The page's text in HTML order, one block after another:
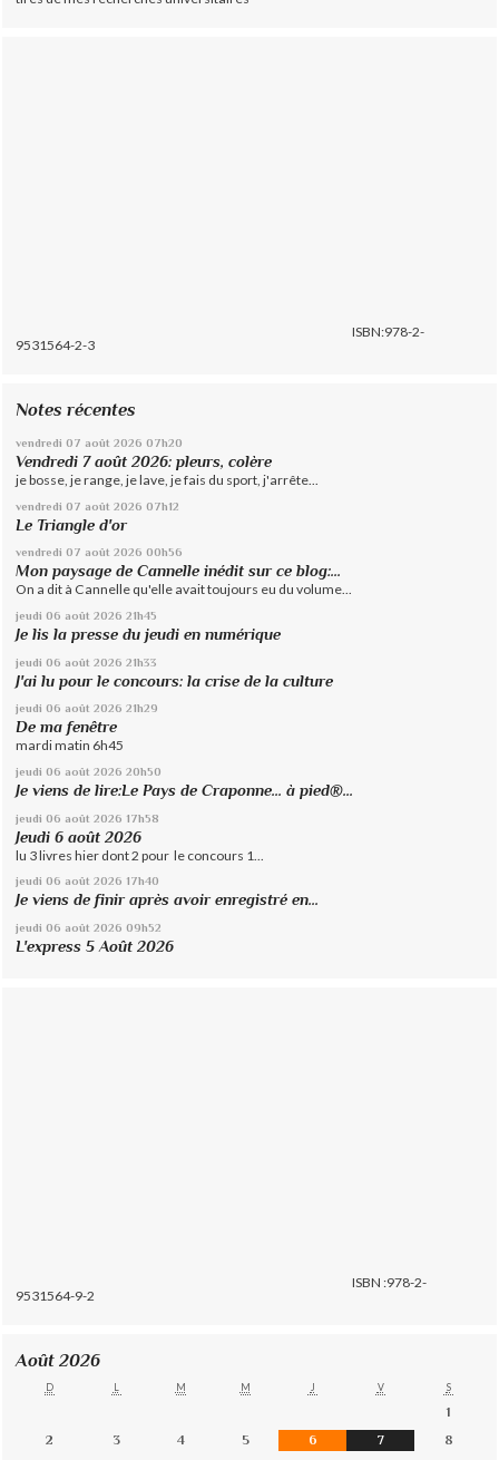
ISBN:978-2-
9531564-2-3
Notes récentes
vendredi 07 août 2026 07h20
Vendredi 7 août 2026: pleurs, colère
je bosse, je range, je lave, je fais du sport, j'arrête...
vendredi 07 août 2026 07h12
Le Triangle d'or
vendredi 07 août 2026 00h56
Mon paysage de Cannelle inédit sur ce blog:...
On a dit à Cannelle qu'elle avait toujours eu du volume...
jeudi 06 août 2026 21h45
Je lis la presse du jeudi en numérique
jeudi 06 août 2026 21h33
J'ai lu pour le concours: la crise de la culture
jeudi 06 août 2026 21h29
De ma fenêtre
mardi matin 6h45
jeudi 06 août 2026 20h50
Je viens de lire:Le Pays de Craponne... à pied®...
jeudi 06 août 2026 17h58
Jeudi 6 août 2026
lu 3 livres hier dont 2 pour le concours 1...
jeudi 06 août 2026 17h40
Je viens de finir après avoir enregistré en...
jeudi 06 août 2026 09h52
L'express 5 Août 2026
ISBN :978-2-
9531564-9-2
Août 2026
D L M M J V S
1
2
3 4 5 6 7
8